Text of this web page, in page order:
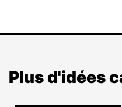
Plus d'idées